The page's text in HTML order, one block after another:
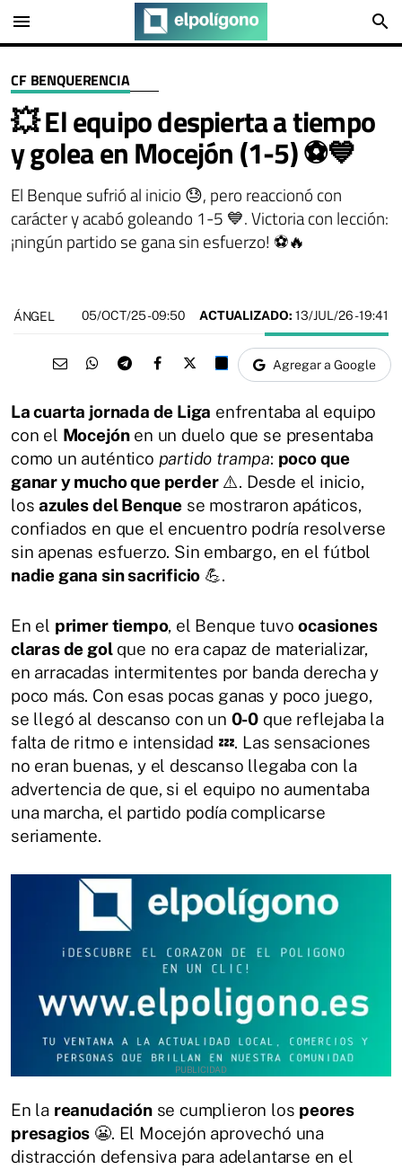
menu search
CF BENQUERENCIA
💥 El equipo despierta a tiempo
y golea en Mocejón (1-5) ⚽💙
El Benque sufrió al inicio 😓, pero reaccionó con
carácter y acabó goleando 1-5 💙. Victoria con lección:
¡ningún partido se gana sin esfuerzo! ⚽🔥
ÁNGEL 05/OCT/25- 09:50 ACTUALIZADO: 13/JUL/26 - 19:41
Agregar a Google
La cuarta jornada de Liga enfrentaba al equipo
con el Mocejónen un duelo que se presentaba
como un auténtico partido trampa: poco que
ganar y mucho que perder⚠️. Desde el inicio,
losazules del Benque se mostraron apáticos,
confiados en que el encuentro podría resolverse
sin apenas esfuerzo. Sin embargo, en el fútbol
nadie gana sin sacrificio 💪.
En el primer tiempo, el Benque tuvoocasiones
claras de golque no era capaz de materializar,
en arracadas intermitentes por banda derecha y
poco más. Con esas pocas ganas y poco juego,
se llegó al descanso con un 0-0 que reflejaba la
falta de ritmo e intensidad 💤. Las sensaciones
no eran buenas, y el descanso llegaba con la
advertencia de que, si el equipo no aumentaba
una marcha, el partido podía complicarse
seriamente.
En la reanudaciónse cumplieron los peores
presagios 😬. El Mocejón aprovechó una
distracción defensiva para adelantarse en el